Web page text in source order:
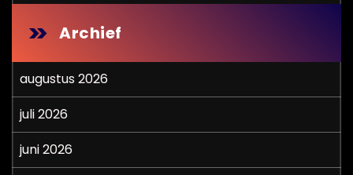
Archief
augustus 2026
juli 2026
juni 2026